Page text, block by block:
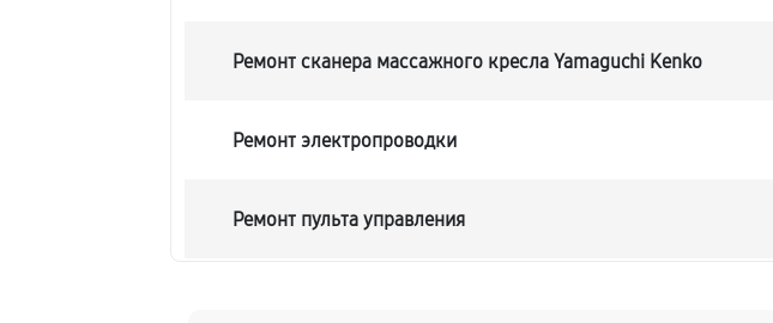
Ремонт сканера массажного кресла Yamaguchi Kenko
Ремонт электропроводки
Ремонт пульта управления